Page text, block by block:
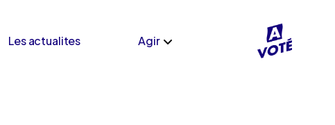
Les actualites Agir